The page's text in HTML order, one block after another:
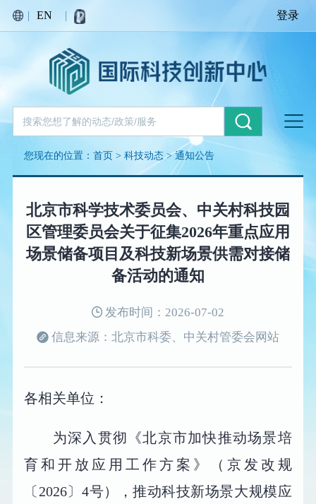
| EN | 登录
您现在的位置：首页 >科技动态>通知公告
北京市科学技术委员会、中关村科技园
区管理委员会关于征集2026年重点应用
场景储备项目及科技新场景供需对接储
备活动的通知
发布时间：2026-07-02
信息来源：北京市科委、中关村管委会网站
各相关单位：
为深入贯彻《北京市加快推动场景培
育和开放应用工作方案》（京发改规
〔2026〕4号），推动科技新场景大规模应